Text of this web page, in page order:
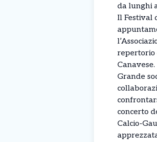
da lunghi
Il Festival
repertorio
Canavese.
Grande
concerto
Calcio-